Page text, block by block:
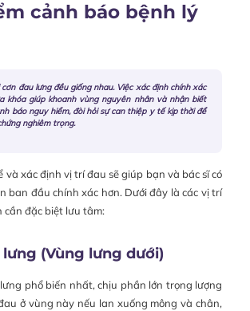
cảnh báo bệnh lý
đau lưng đều giống nhau. Việc xác định chính xác
khóa giúp khoanh vùng nguyên nhân và nhận biết
báo nguy hiểm, đòi hỏi sự can thiệp y tế kịp thời để
nghiêm trọng.
và xác định vị trí đau sẽ giúp bạn và bác sĩ có
ban đầu chính xác hơn. Dưới đây là các vị trí
cần đặc biệt lưu tâm:
(Vùng lưng dưới)
phổ biến nhất, chịu phần lớn trọng lượng
ở vùng này nếu lan xuống mông và chân,